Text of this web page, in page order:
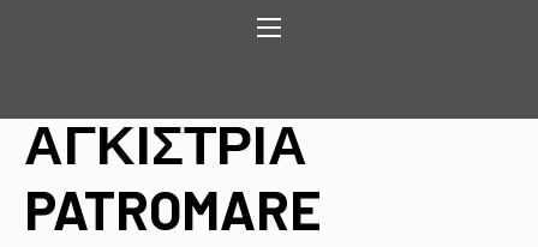
ΑΓΚΙΣΤΡΙΑ
PATROMARE